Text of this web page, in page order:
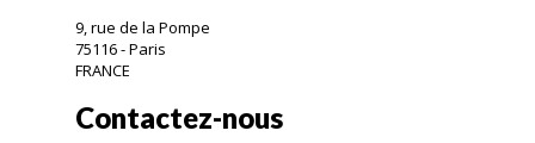
9, rue de la Pompe
75116 - Paris
FRANCE
Contactez-nous